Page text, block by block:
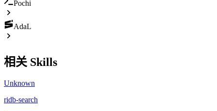
Pochi
AdaL
相关 Skills
Unknown
ridb-search